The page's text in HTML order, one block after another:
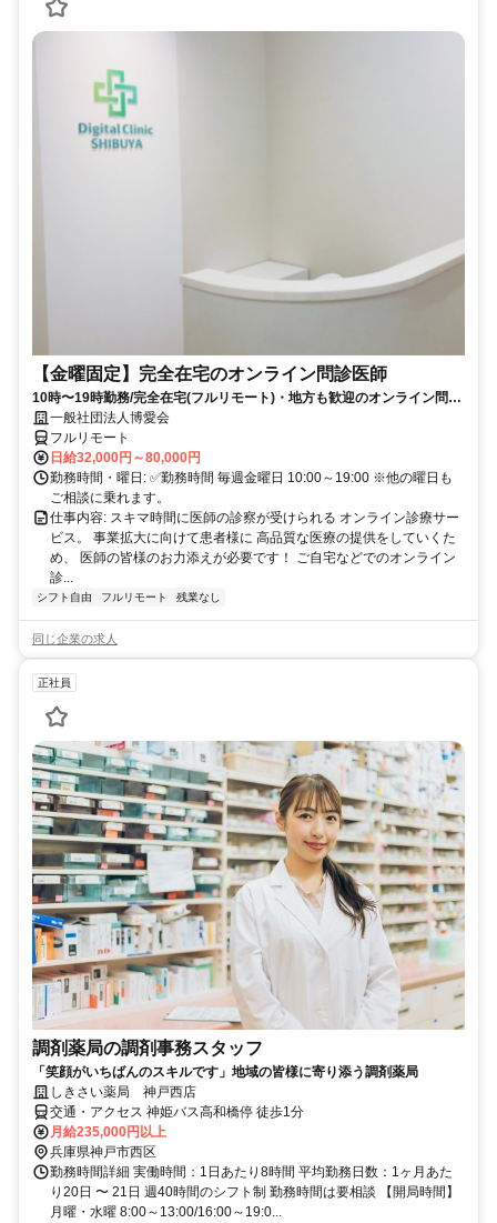
【金曜固定】完全在宅のオンライン問診医師
10時〜19時勤務/完全在宅(フルリモート)・地方も歓迎のオンライン問診
業務一般社団法人博愛会
フルリモート
日給32,000円～80,000円
勤務時間・曜日: ✅勤務時間 毎週金曜日 10:00～19:00 ※他の曜日も
ご相談に乗れます。
仕事内容: スキマ時間に医師の診察が受けられる オンライン診療サー
ビス。 事業拡大に向けて患者様に 高品質な医療の提供をしていくた
め、 医師の皆様のお力添えが必要です！ ご自宅などでのオンライン
診...
シフト自由 フルリモート 残業なし
同じ企業の求人
正社員
調剤薬局の調剤事務スタッフ
「笑顔がいちばんのスキルです」地域の皆様に寄り添う調剤薬局
しきさい薬局 神戸西店
交通・アクセス 神姫バス高和橋停 徒歩1分
月給235,000円以上
兵庫県神戸市西区
勤務時間詳細 実働時間：1日あたり8時間 平均勤務日数：1ヶ月あた
り20日 〜 21日 週40時間のシフト制 勤務時間は要相談 【開局時間】
月曜・水曜 8:00～13:00/16:00～19:0...